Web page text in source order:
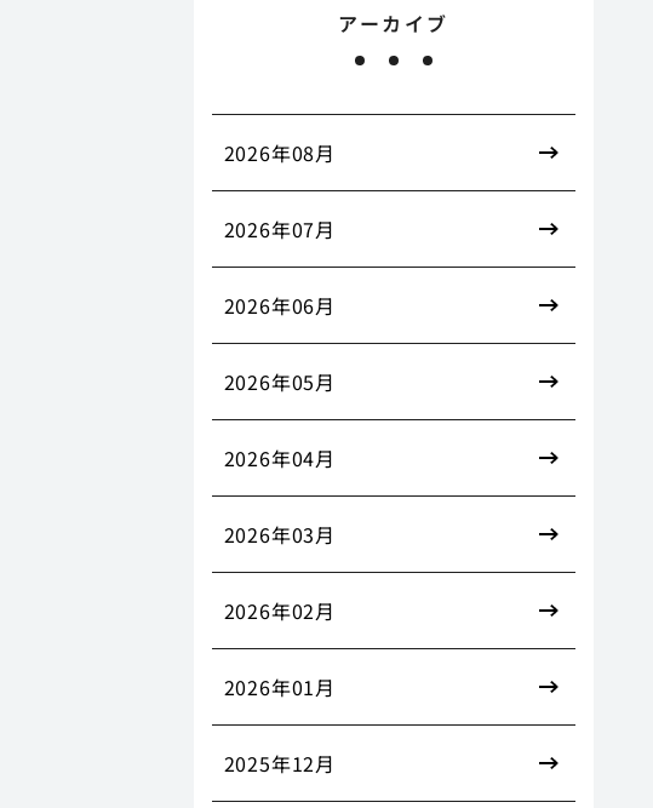
アーカイブ
2026年08月
2026年07月
2026年06月
2026年05月
2026年04月
2026年03月
2026年02月
2026年01月
2025年12月